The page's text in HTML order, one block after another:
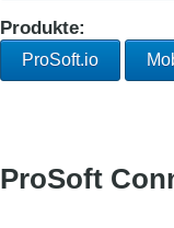
Produkte:
ProSoft.io
ProSoft